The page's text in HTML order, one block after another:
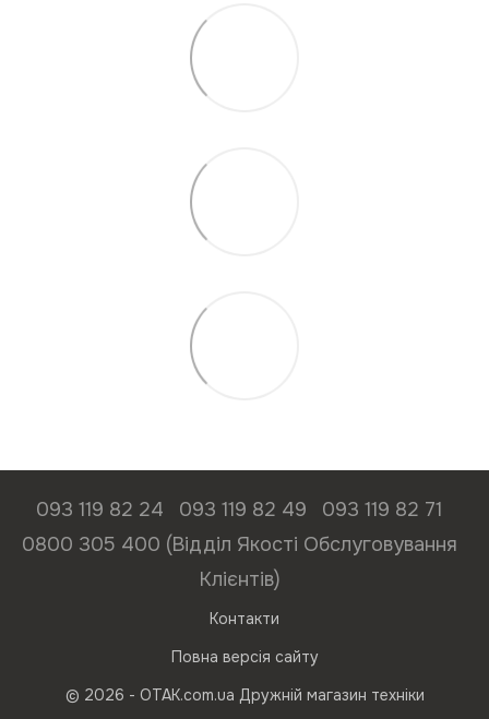
093 119 82 24 093 119 82 49
093 119 82 71
0800 305 400 (Відділ Якості Обслуговування
Клієнтів)
Контакти
Повна версія сайту
© 2026 - ОТАК.com.ua Дружній магазин техніки